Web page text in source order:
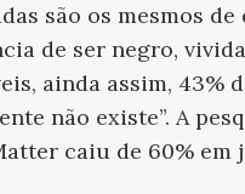
são os mesmos
de ser negro,
ainda assim, 43%
não existe”. A
caiu de 60% em